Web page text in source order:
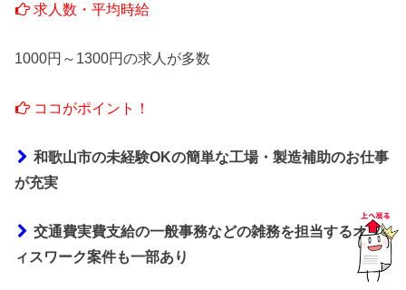
求人数・平均時給
1000円～1300円の求人が多数
ココがポイント！
和歌山市の未経験OKの簡単な工場・製造補助のお仕事
が充実
交通費実費支給の一般事務などの雑務を担当するオフ
ィスワーク案件も一部あり